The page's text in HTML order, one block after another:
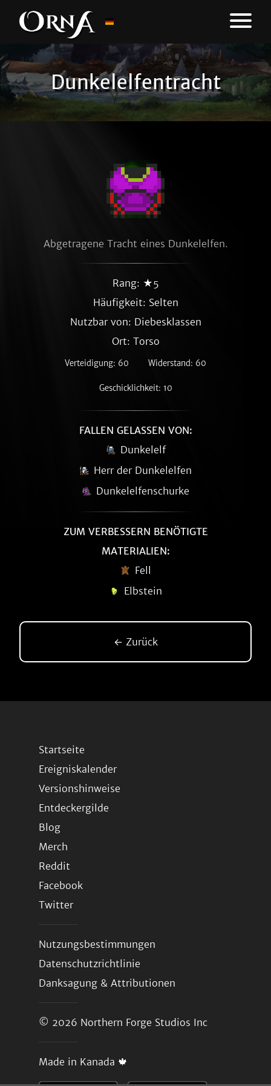
Dunkelelfentracht
Abgetragene Tracht eines Dunkelelfen.
Rang: ★5
Häufigkeit: Selten
Nutzbar von: Diebesklassen
Ort: Torso
Verteidigung: 60 Widerstand: 60
Geschicklichkeit: 10
FALLEN GELASSEN VON:
Dunkelelf
Herr der Dunkelelfen
Dunkelelfenschurke
ZUM VERBESSERN BENÖTIGTE
MATERIALIEN:
Fell
Elbstein
← Zurück
Startseite
Ereigniskalender
Versionshinweise
Entdeckergilde
Blog
Merch
Reddit
Facebook
Twitter
Nutzungsbestimmungen
Datenschutzrichtlinie
Danksagung & Attributionen
© 2026 Northern Forge Studios Inc
Made in Kanada 🍁